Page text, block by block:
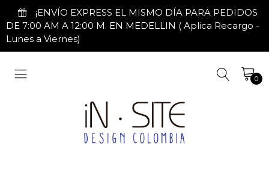
¡ENVÍO EXPRESS EL MISMO DÍA PARA PEDIDOS
DE 7:00 AM A 12:00 M. EN MEDELLIN ( Aplica Recargo -
Lunes a Viernes)
0